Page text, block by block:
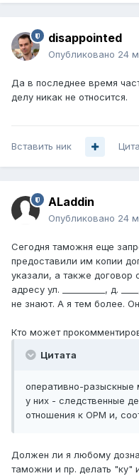
disappointed
Опубликовано 24
Да в последнее время
делу никак не относится.
Вставить ник
ALaddin
Опубликовано 24
Сегодня таможня еще
предоставили им копии
указали, а также договор
адресу ул. __________, д.
не знают. А я тем более.
Кто может
Цитата
оперативно-
у них - следственные
отношения к ОРМ и,
Должен ли я любому
таможни и пр. делать "ку"